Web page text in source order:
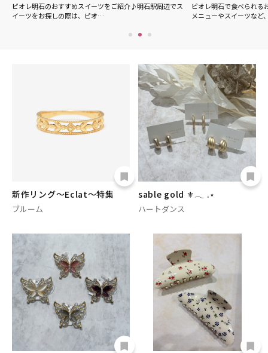
ピオレ明石のおすすめスイーツをご紹介♪明石駅周辺でス
イーツをお探しの際は、ピオ…
ピオレ明石で食べられる
メニューやスイーツなど
新作リング～Eclat～特集
ブルーム
sable gold ⚜️𓂃 .⋆
ハートダンス